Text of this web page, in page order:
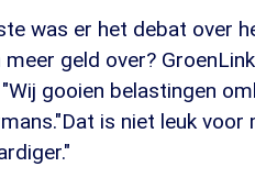
was er het debat over
meer geld over?
gooien belastingen
is niet leuk